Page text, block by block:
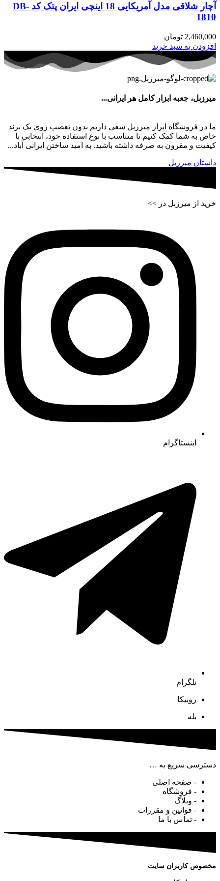
آچار شلاقی مدل آمریکایی 18 اینچی ایران پتک کد DB-
1810
2,460,000 تومان
افزودن به سبد خرید
میرزبل، جعبه ابزار کامل هر ایرانی...
ما در فروشگاه ابزار میرزبل سعی داریم بدون تعصب روی یک برند
خاص به شما کمک کنیم تا متناسب با نوع استفاده خود، انتخابی با
کیفیت و مقرون به صرفه داشته باشید. به امید ساختن ایرانی آباد...
داستان میرزبل
خرید از میرزبل در >>
اینستاگرام
تلگرام
روبیکا
بله
دسترسی سریع به …
- صفحه اصلی
- فروشگاه
- وبلاگ
- قوانین و مقررات
- تماس با ما
مخصوص کاربران سایت